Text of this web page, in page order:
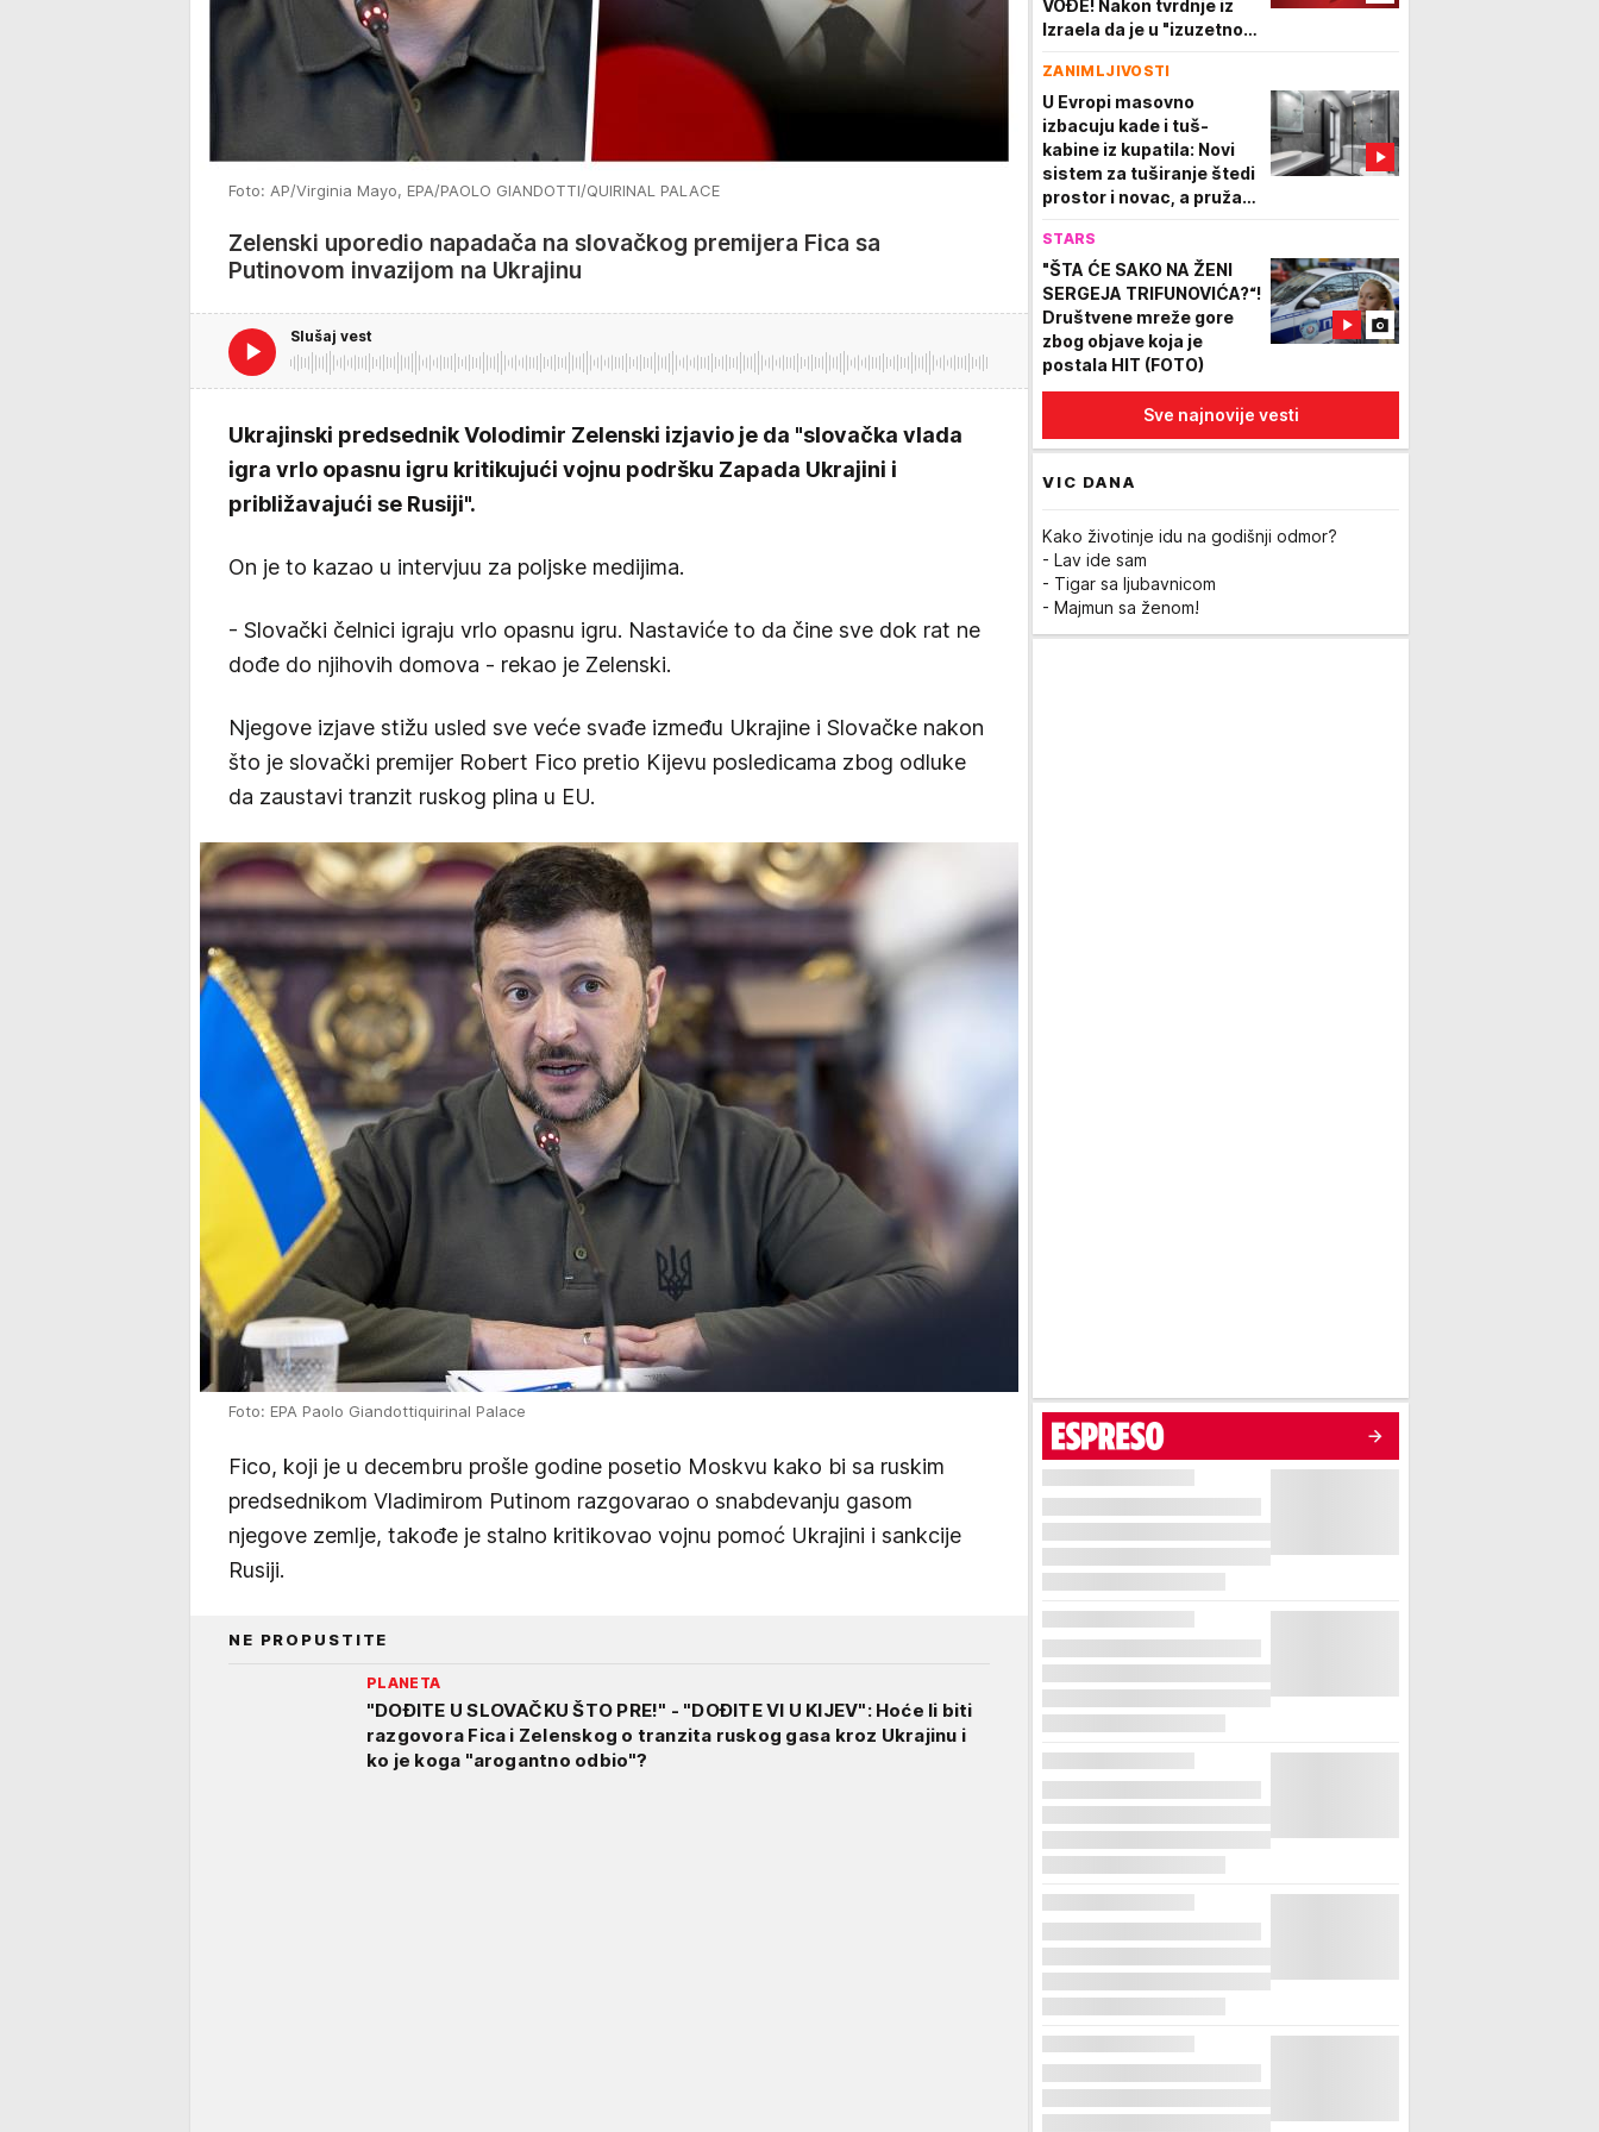
Foto: AP/Virginia Mayo, EPA/PAOLO GIANDOTTI/QUIRINAL PALACE
Zelenski uporedio napadača na slovačkog premijera Fica sa
Putinovom invazijom na Ukrajinu
Slušaj vest
Ukrajinski predsednik Volodimir Zelenski izjavio je da "slovačka vlada
igra vrlo opasnu igru ​​kritikujući vojnu podršku Zapada Ukrajini i
približavajući se Rusiji".
On je to kazao u intervjuu za poljske medijima.
- Slovački čelnici igraju vrlo opasnu igru. Nastaviće to da čine sve dok rat ne
dođe do njihovih domova - rekao je Zelenski.
Njegove izjave stižu usled sve veće svađe između Ukrajine i Slovačke nakon
što je slovački premijer Robert Fico pretio Kijevu posledicama zbog odluke
da zaustavi tranzit ruskog plina u EU.
Foto: EPA Paolo Giandottiquirinal Palace
Fico, koji je u decembru prošle godine posetio Moskvu kako bi sa ruskim
predsednikom Vladimirom Putinom razgovarao o snabdevanju gasom
njegove zemlje, takođe je stalno kritikovao vojnu pomoć Ukrajini i sankcije
Rusiji.
NE PROPUSTITE
PLANETA
"DOĐITE U SLOVAČKU ŠTO PRE!" - "DOĐITE VI U KIJEV": Hoće li biti
razgovora Fica i Zelenskog o tranzita ruskog gasa kroz Ukrajinu i
ko je koga "arogantno odbio"?
VOĐE! Nakon tvrdnje iz
Izraela da je u "izuzetno
objavio ovaj klip (VIDEO)
ZANIMLJIVOSTI
U Evropi masovno
izbacuju kade i tuš-
kabine iz kupatila: Novi
sistem za tuširanje štedi
prostor i novac, a pruža
STARS
"ŠTA ĆE SAKO NA ŽENI
SERGEJA TRIFUNOVIĆA?“!
Društvene mreže gore
zbog objave koja je
postala HIT (FOTO)
Sve najnovije vesti
VIC DANA
Kako životinje idu na godišnji odmor?
- Lav ide sam
- Tigar sa ljubavnicom
- Majmun sa ženom!